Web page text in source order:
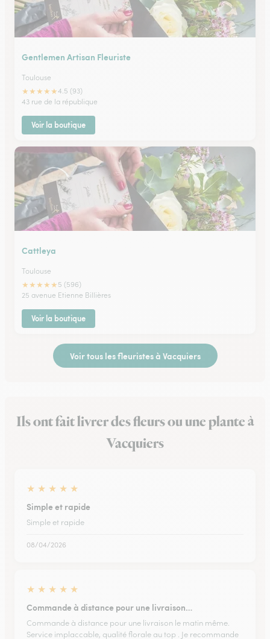
Gentlemen Artisan Fleuriste
Toulouse
★★★★★4.5 (93)
43 rue de la république
Voir la boutique
Cattleya
Toulouse
★★★★★ 5 (596)
25 avenue Etienne Billières
Voir la boutique
Voir tous les fleuristes à Vacquiers
Ils ont fait livrer des fleurs ou une plante à
Vacquiers
★ ★ ★ ★ ★
Simple et rapide
Simple et rapide
08/04/2026
★ ★ ★ ★ ★
Commande à distance pour une livraison…
Commande à distance pour une livraison le matin même.
Service implaccable, qualité florale au top . Je recommande